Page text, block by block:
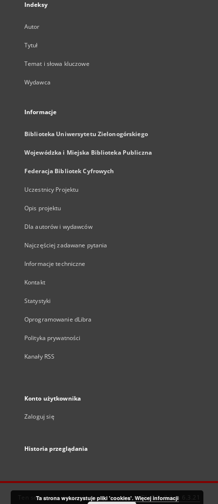
Indeksy
Autor
Tytuł
Temat i słowa kluczowe
Wydawca
Informacje
Biblioteka Uniwersytetu Zielonogórskiego
Wojewódzka i Miejska Biblioteka Publiczna
Federacja Bibliotek Cyfrowych
Uczestnicy Projektu
Opis projektu
Dla autorów i wydawców
Najczęściej zadawane pytania
Informacje techniczne
Kontakt
Statystyki
Oprogramowanie dLibra
Polityka prywatności
Kanały RSS
Konto użytkownika
Zaloguj się
Historia przeglądania
Ten serwis działa dzięki oprogramowaniuDInGO dLibra 6.3.21
Ta strona wykorzystuje pliki 'cookies'. Więcej informacji